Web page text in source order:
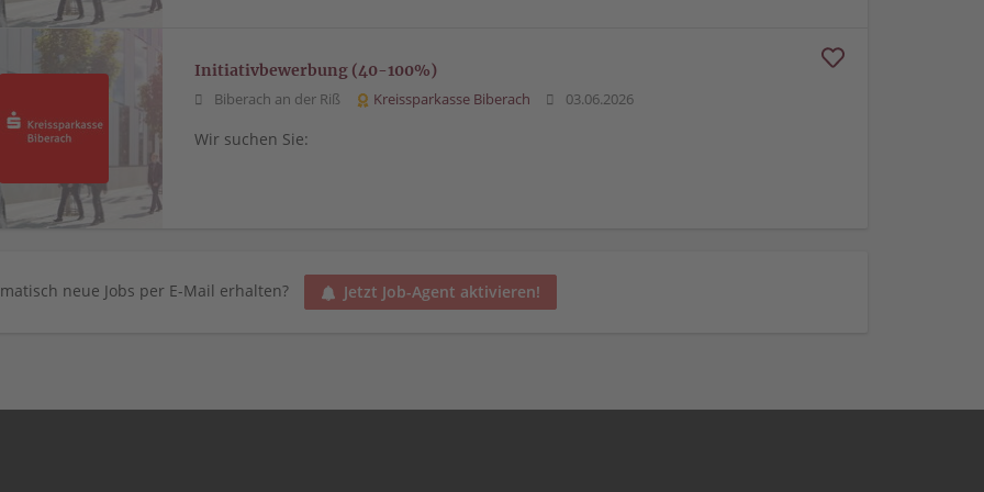
Initiativbewerbung (40-100%)
Biberach an der Riß Kreissparkasse Biberach 03.06.2026
Wir suchen Sie:
neue Jobs per E-Mail erhalten? Jetzt Job-Agent aktivieren!